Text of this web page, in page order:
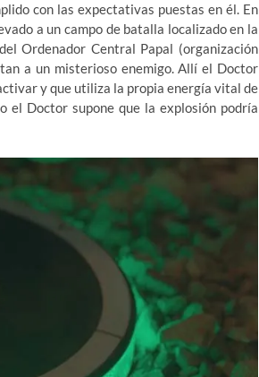
con las expectativas puestas en él. En
a un campo de batalla localizado en la
Ordenador Central Papal (organización
a un misterioso enemigo. Allí el Doctor
y que utiliza la propia energía vital de
el Doctor supone que la explosión podría